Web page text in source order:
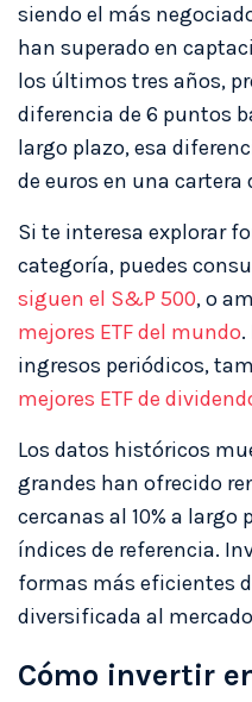
siendo el más
han superado en
los últimos tres años,
diferencia de 6 puntos
largo plazo, esa
de euros en una cartera
Si te interesa explorar
categoría, puedes
siguen el S&P 500, o
mejores ETF del mundo
ingresos periódicos,
mejores ETF de
Los datos históricos
grandes han ofrecido
cercanas al 10% a largo
índices de referencia.
formas más eficientes
diversificada al
Cómo invertir